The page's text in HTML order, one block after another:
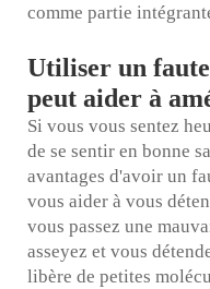
comme partie
Utiliser un
peut aider à
Si vous vous sentez
de se sentir en bonne
avantages d'avoir un
vous aider à vous
vous passez une
asseyez et vous
libère de petites